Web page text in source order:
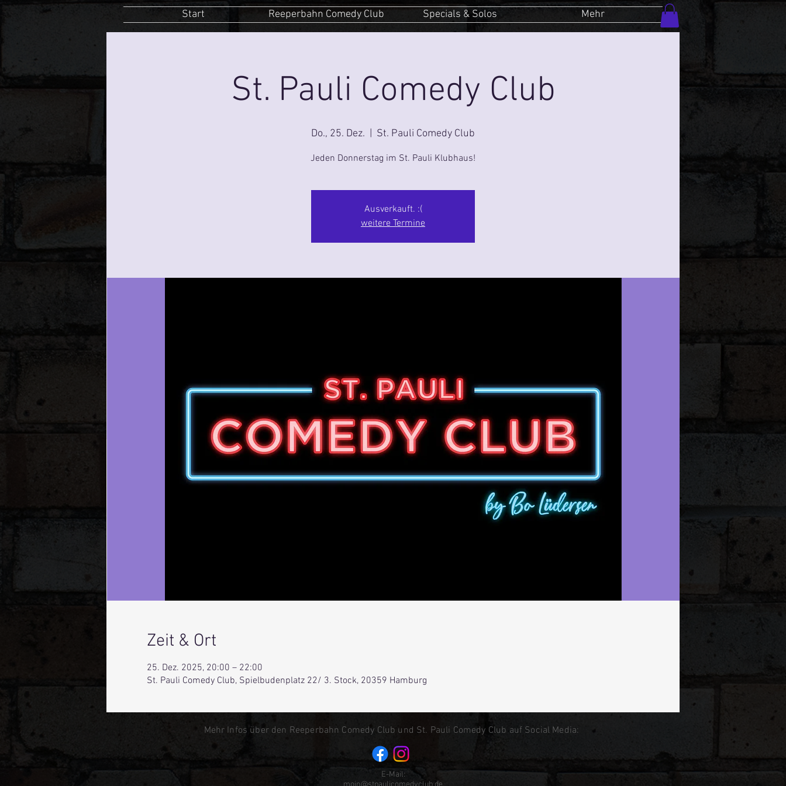
Start Reeperbahn Comedy Club Specials & Solos Mehr
St. Pauli Comedy Club
Do., 25. Dez. St. Pauli Comedy Club
Jeden Donnerstag im St. Pauli Klubhaus!
Ausverkauft. :(
weitere Termine
Zeit & Ort
25. Dez. 2025, 20:00 – 22:00
St. Pauli Comedy Club, Spielbudenplatz 22/ 3. Stock, 20359 Hamburg
Mehr Infos über den Reeperbahn Comedy Club und St. Pauli Comedy Club auf Social Media:
E-Mail: